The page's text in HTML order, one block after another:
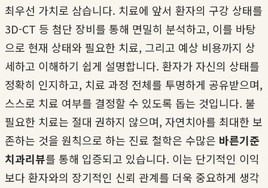
최우선 가치로 삼습니다. 치료에 앞서 환자의 구강 상태를
3D-CT 등 첨단 장비를 통해 면밀히 분석하고, 이를 바탕
으로 현재 상태와 필요한 치료, 그리고 예상 비용까지 상
세하고 이해하기 쉽게 설명합니다. 환자가 자신의 상태를
정확히 인지하고, 치료 과정 전체를 투명하게 공유받으며,
스스로 치료 여부를 결정할 수 있도록 돕는 것입니다. 불
필요한 치료는 절대 권하지 않으며, 자연치아를 최대한 보
존하는 것을 원칙으로 하는 진료 철학은 수많은 바른기준
치과리뷰를 통해 입증되고 있습니다. 이는 단기적인 이익
보다 환자와의 장기적인 신뢰 관계를 더욱 중요하게 생각